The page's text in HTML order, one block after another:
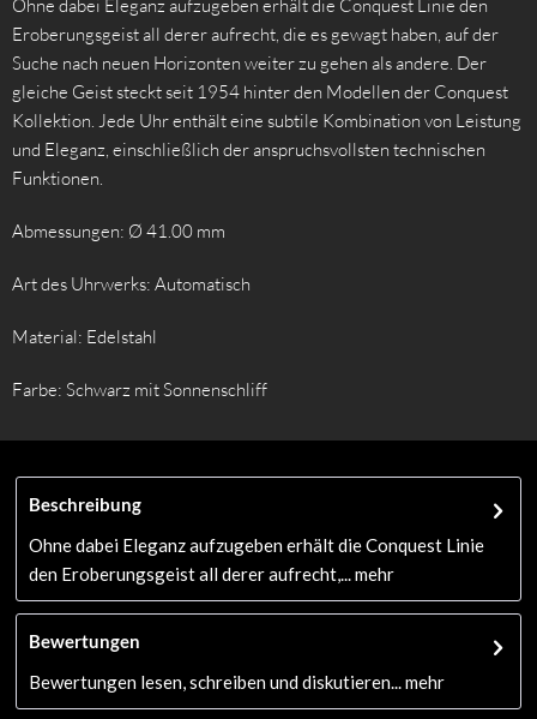
Ohne dabei Eleganz aufzugeben erhält die Conquest Linie den
Eroberungsgeist all derer aufrecht, die es gewagt haben, auf der
Suche nach neuen Horizonten weiter zu gehen als andere. Der
gleiche Geist steckt seit 1954 hinter den Modellen der Conquest
Kollektion. Jede Uhr enthält eine subtile Kombination von Leistung
und Eleganz, einschließlich der anspruchsvollsten technischen
Funktionen.
Abmessungen: Ø 41.00 mm
Art des Uhrwerks: Automatisch
Material: Edelstahl
Farbe: Schwarz mit Sonnenschliff
Beschreibung
Ohne dabei Eleganz aufzugeben erhält die Conquest Linie
den Eroberungsgeist all derer aufrecht,...
mehr
Bewertungen
Bewertungen lesen, schreiben und diskutieren...
mehr